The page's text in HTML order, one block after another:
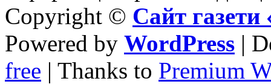
Copyright © Сайт
Powered by WordPress |
free | Thanks to Premium